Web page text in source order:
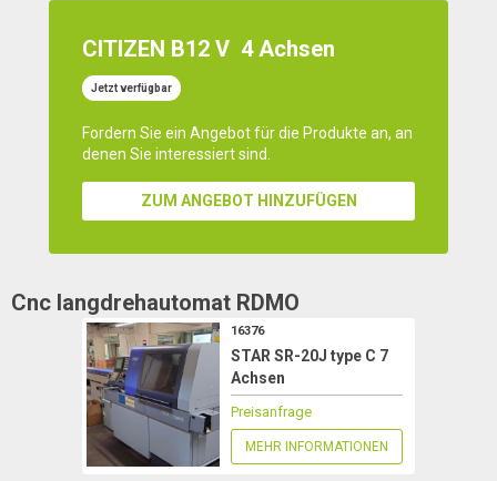
CITIZEN B12 V 4 Achsen
Jetzt verfügbar
Fordern Sie ein Angebot für die Produkte an, an
denen Sie interessiert sind.
ZUM ANGEBOT HINZUFÜGEN
Cnc langdrehautomat RDMO
16376
STAR SR-20J type C 7
Achsen
Preisanfrage
MEHR INFORMATIONEN